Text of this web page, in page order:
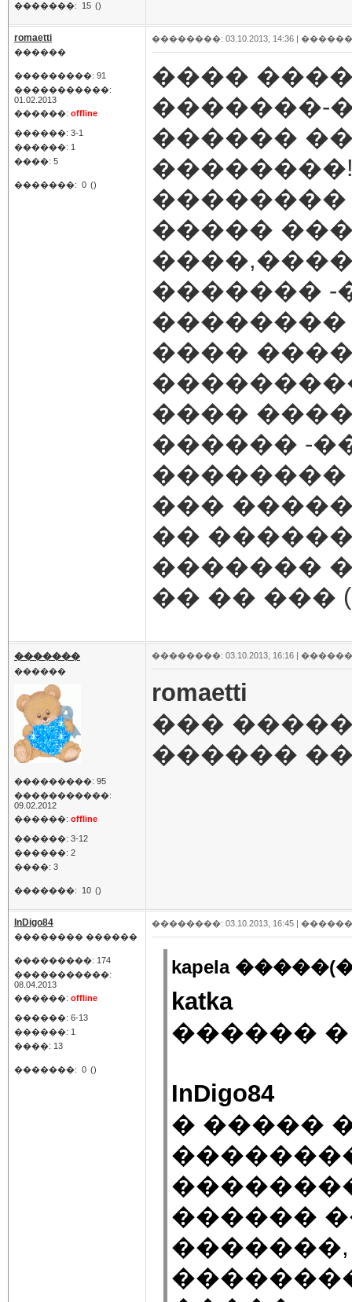
�������: 15 ()
romaetti
������
���������: 91
�����������:
01.02.2013
������: offline
������: 3-1
������: 1
����: 5
�������: 0 ()
��������: 03.10.2013, 14:36 |
����
�������-
������
��������
�����
������� -
��������
����
����
������ -
��������
���
��
�������
�� �� ���
�������
������
���������: 95
�����������:
09.02.2012
������: offline
������: 3-12
������: 2
����: 3
�������: 10 ()
��������: 03.10.2013, 16:16 |
romaetti
���
������
InDigo84
�������� ������
���������: 174
�����������:
08.04.2013
������: offline
������: 6-13
������: 1
����: 13
�������: 0 ()
��������: 03.10.2013, 16:45 |
kapela
katka
������
InDigo84
� �����
������